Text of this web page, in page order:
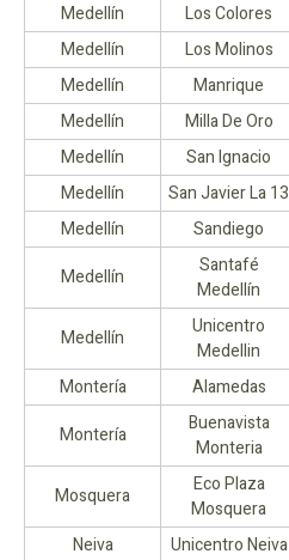
Medellín
Los Colores
Medellín
Los Molinos
Medellín
Manrique
Medellín
Milla De Oro
Medellín
San Ignacio
Medellín
San Javier La 13
Medellín
Sandiego
Medellín
Santafé
Medellín
Medellín
Unicentro
Medellin
Montería
Alamedas
Montería
Buenavista
Monteria
Mosquera
Eco Plaza
Mosquera
Neiva
Unicentro Neiva